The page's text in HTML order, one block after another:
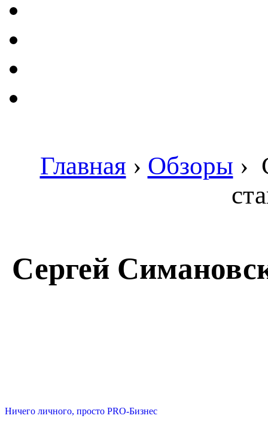
Главная › Обзоры ›
Сергей
Ничего личного, просто PRO-Бизнес